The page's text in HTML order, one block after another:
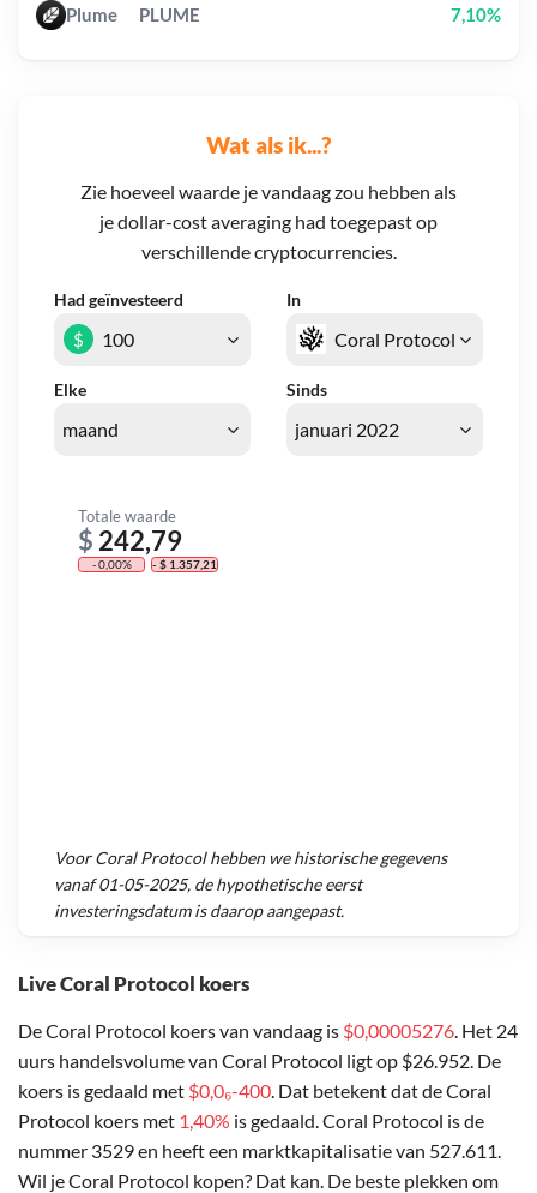
Live Coral Protocol koers
De Coral Protocol koers van vandaag is $0,00005276. Het 24
uurs handelsvolume van Coral Protocol ligt op $26.952. De
koers is gedaald met $0,0₆-400. Dat betekent dat de Coral
Protocol koers met 1,40% is gedaald. Coral Protocol is de
nummer 3529 en heeft een marktkapitalisatie van 527.611.
Wil je Coral Protocol kopen? Dat kan. De beste plekken om
Wat als ik...?
Zie hoeveel waarde je vandaag zou hebben als
je dollar-cost averaging had toegepast op
verschillende cryptocurrencies.
Had geïnvesteerd In
Elke Sinds
$
Totale waarde
$ 242,79
- 0,00% - $ 1.357,21
VoorCoral Protocolhebben we historische gegevens
vanaf01-05-2025, de hypothetische eerst
investeringsdatum is daarop aangepast.
Plume PLUME 7,10%